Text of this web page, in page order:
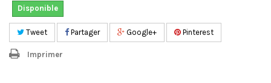
Disponible
Tweet Partager Google+ Pinterest
Imprimer